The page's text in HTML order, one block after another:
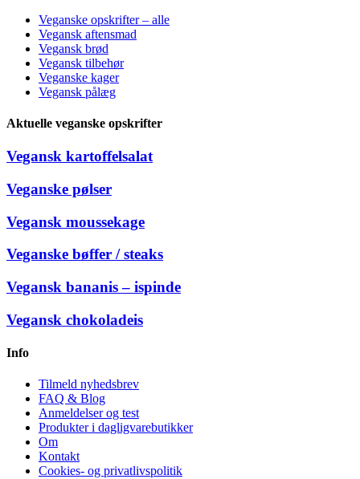
Veganske opskrifter – alle
Vegansk aftensmad
Vegansk brød
Vegansk tilbehør
Veganske kager
Vegansk pålæg
Aktuelle veganske opskrifter
Vegansk kartoffelsalat
Veganske pølser
Vegansk moussekage
Veganske bøffer / steaks
Vegansk bananis – ispinde
Vegansk chokoladeis
Info
Tilmeld nyhedsbrev
FAQ & Blog
Anmeldelser og test
Produkter i dagligvarebutikker
Om
Kontakt
Cookies- og privatlivspolitik